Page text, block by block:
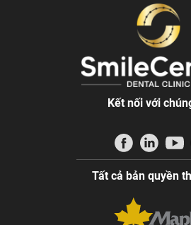
Kết nối với
Tất cả bản quyền